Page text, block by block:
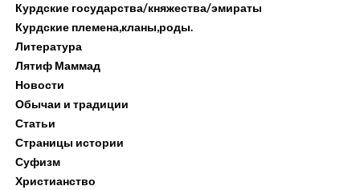
Курдские государства/княжества/эмираты
Курдские племена,кланы,роды.
Литература
Лятиф Маммад
Новости
Обычаи и традиции
Статьи
Страницы истории
Суфизм
Христианство